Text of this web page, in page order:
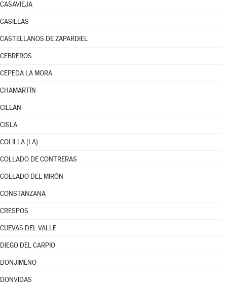
CASAVIEJA
CASILLAS
CASTELLANOS DE ZAPARDIEL
CEBREROS
CEPEDA LA MORA
CHAMARTÍN
CILLÁN
CISLA
COLILLA (LA)
COLLADO DE CONTRERAS
COLLADO DEL MIRÓN
CONSTANZANA
CRESPOS
CUEVAS DEL VALLE
DIEGO DEL CARPIO
DONJIMENO
DONVIDAS